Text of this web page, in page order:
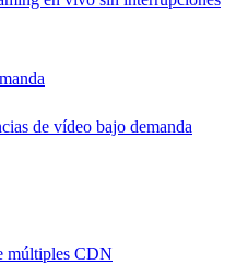
de vídeo bajo demanda
múltiples CDN